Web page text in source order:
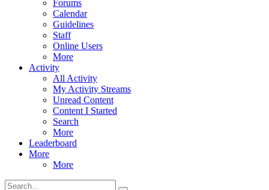
Forums
Calendar
Guidelines
Staff
Online Users
More
Activity
All Activity
My Activity Streams
Unread Content
Content I Started
Search
More
Leaderboard
More
More